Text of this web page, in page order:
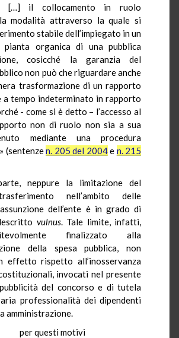
[…] il collocamento in ruolo
modalità attraverso la quale si
stabile dell’impiegato in un
organica di una pubblica
cosicché la garanzia del
non può che riguardare anche
trasformazione di un rapporto
tempo indeterminato in rapporto
- come si è detto – l’accesso al
non di ruolo non sia a sua
mediante una procedura
(sentenzen. 205 del 2004e n. 215
neppure la limitazione del
nell’ambito delle
dell’ente è in grado di
vulnus. Tale limite, infatti,
finalizzato alla
della spesa pubblica, non
effetto rispetto all’inosservanza
invocati nel presente
del concorso e di tutela
professionalità dei dipendenti
amministrazione.
per questi motivi